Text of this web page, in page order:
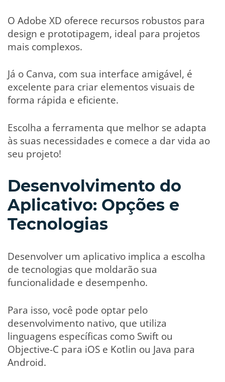
O Adobe XD oferece recursos robustos para
design e prototipagem, ideal para projetos
mais complexos.
Já o Canva, com sua interface amigável, é
excelente para criar elementos visuais de
forma rápida e eficiente.
Escolha a ferramenta que melhor se adapta
às suas necessidades e comece a dar vida ao
seu projeto!
Desenvolvimento do
Aplicativo: Opções e
Tecnologias
Desenvolver um aplicativo implica a escolha
de tecnologias que moldarão sua
funcionalidade e desempenho.
Para isso, você pode optar pelo
desenvolvimento nativo, que utiliza
linguagens específicas como Swift ou
Objective-C para iOS e Kotlin ou Java para
Android.